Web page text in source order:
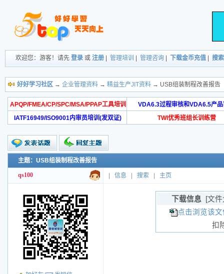
欢迎您：游客！请先 登录 或 注册 管理培训 管理咨询 下载金币充值 搜索
好好学习社区 → 企业管理资料 → 精益生产JIT资料 → USB组装制程改善报告
APQP/FMEA/CP/SPC/MSA/PPAP工具培训
VDA6.3过程审核和VDA6.5产品
IATF16949/ISO9001内审员培训(发双证)
TWI优秀班组长训练营
主题：USB组装制程改善报告
qs100 信息 搜索 主页
下载信息 [文件
点击浏览该
扣